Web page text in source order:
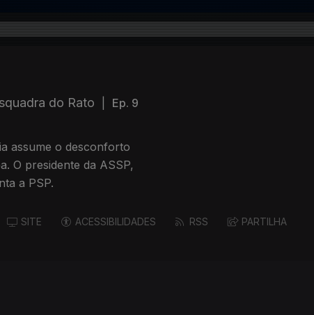
do Rato
Ep. 9
assume o desconforto
O presidente da ASSP,
a PSP.
SITE ACESSIBILIDADES RSS PARTILHA